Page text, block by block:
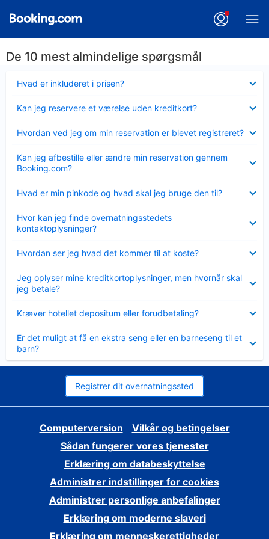
De 10 mest almindelige spørgsmål
Hvad er inkluderet i prisen?
Kan jeg reservere et værelse uden kreditkort?
Hvordan ved jeg om min reservation er blevet registreret?
Kan jeg afbestille eller ændre min reservation gennem
Booking.com?
Hvad er min pinkode og hvad skal jeg bruge den til?
Hvor kan jeg finde overnatningsstedets
kontaktoplysninger?
Hvordan ser jeg hvad det kommer til at koste?
Jeg oplyser mine kreditkortoplysninger, men hvornår skal
jeg betale?
Kræver hotellet depositum eller forudbetaling?
Er det muligt at få en ekstra seng eller en barneseng til et
barn?
Registrer dit overnatningssted
Computerversion
Vilkår og betingelser
Sådan fungerer vores tjenester
Erklæring om databeskyttelse
Administrer indstillinger for cookies
Administrer personlige anbefalinger
Erklæring om moderne slaveri
Erklæring om menneskerettigheder